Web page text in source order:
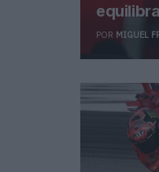
POR MIGUEL